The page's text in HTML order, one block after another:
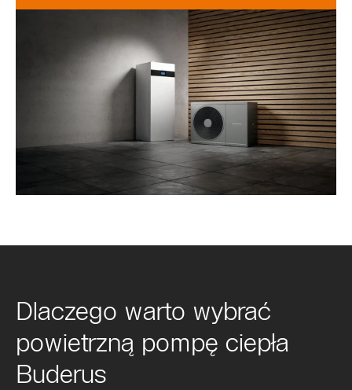
Dlaczego warto wybrać
powietrzną pompę ciepła
Buderus